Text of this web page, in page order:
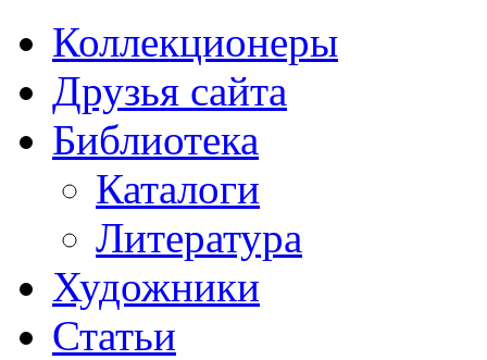
Коллекционеры
Друзья сайта
Библиотека
Каталоги
Литература
Художники
Статьи